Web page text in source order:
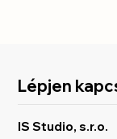
Lépjen
IS Studio, s.r.o.